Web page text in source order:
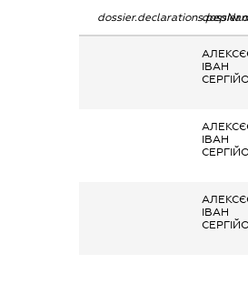
ІВАН
ІВАН
ІВАН